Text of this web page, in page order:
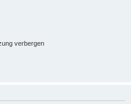
verbergen